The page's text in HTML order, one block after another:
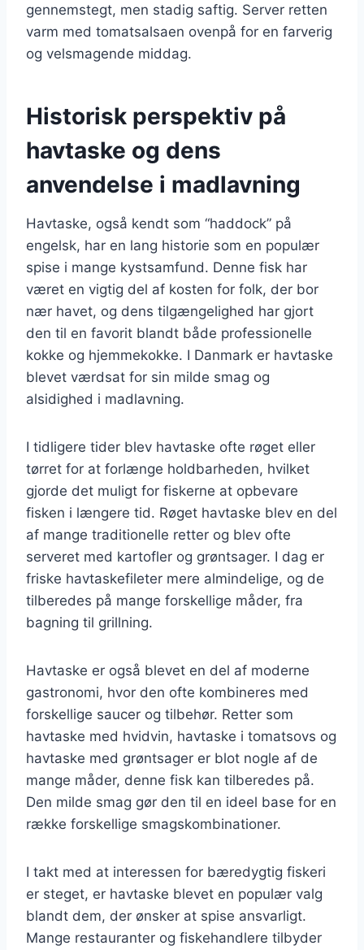
gennemstegt, men stadig saftig. Server retten
varm med tomatsalsaen ovenpå for en farverig
og velsmagende middag.
Historisk perspektiv på
havtaske og dens
anvendelse i madlavning
Havtaske, også kendt som “haddock” på
engelsk, har en lang historie som en populær
spise i mange kystsamfund. Denne fisk har
været en vigtig del af kosten for folk, der bor
nær havet, og dens tilgængelighed har gjort
den til en favorit blandt både professionelle
kokke og hjemmekokke. I Danmark er havtaske
blevet værdsat for sin milde smag og
alsidighed i madlavning.
I tidligere tider blev havtaske ofte røget eller
tørret for at forlænge holdbarheden, hvilket
gjorde det muligt for fiskerne at opbevare
fisken i længere tid. Røget havtaske blev en del
af mange traditionelle retter og blev ofte
serveret med kartofler og grøntsager. I dag er
friske havtaskefileter mere almindelige, og de
tilberedes på mange forskellige måder, fra
bagning til grillning.
Havtaske er også blevet en del af moderne
gastronomi, hvor den ofte kombineres med
forskellige saucer og tilbehør. Retter som
havtaske med hvidvin, havtaske i tomatsovs og
havtaske med grøntsager er blot nogle af de
mange måder, denne fisk kan tilberedes på.
Den milde smag gør den til en ideel base for en
række forskellige smagskombinationer.
I takt med at interessen for bæredygtig fiskeri
er steget, er havtaske blevet en populær valg
blandt dem, der ønsker at spise ansvarligt.
Mange restauranter og fiskehandlere tilbyder